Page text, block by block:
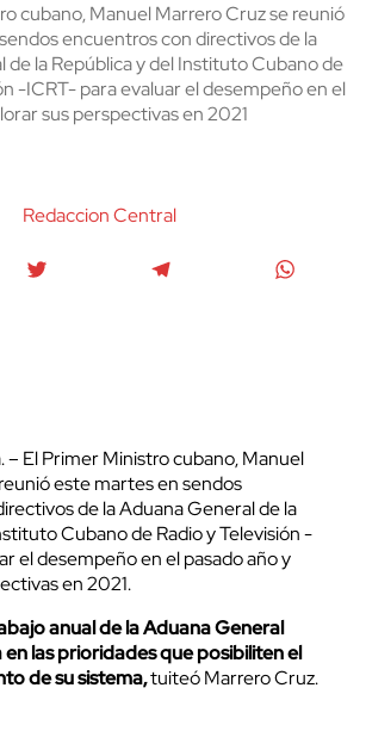
cubano, Manuel Marrero Cruz se reunió
encuentros con directivos de la
de la República y del Instituto Cubano de
-ICRT- para evaluar el desempeño en el
sus perspectivas en 2021
Redaccion Central
– El Primer Ministro cubano, Manuel
este martes en sendos
de la Aduana General de la
Cubano de Radio y Televisión -
el desempeño en el pasado año y
en 2021.
anual de la Aduana General
las prioridades que posibiliten el
de su sistema,tuiteó Marrero Cruz.